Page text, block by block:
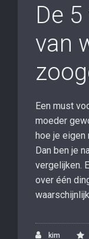
De
van
Een must
moeder
hoe je eigen
Dan ben je
vergelijken.
over één
kim